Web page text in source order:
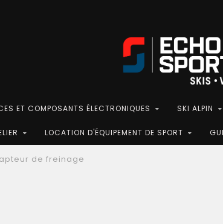
ET COMPOSANTS ÉLECTRONIQUES SKI ALPIN
LOCATION D'ÉQUIPEMENT DE SPORT
de freinage